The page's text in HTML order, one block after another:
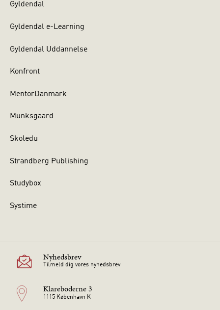
Gyldendal
Gyldendal e-Learning
Gyldendal Uddannelse
Konfront
MentorDanmark
Munksgaard
Skoledu
Strandberg Publishing
Studybox
Systime
Nyhedsbrev
Tilmeld dig vores nyhedsbrev
Klareboderne 3
1115 København K